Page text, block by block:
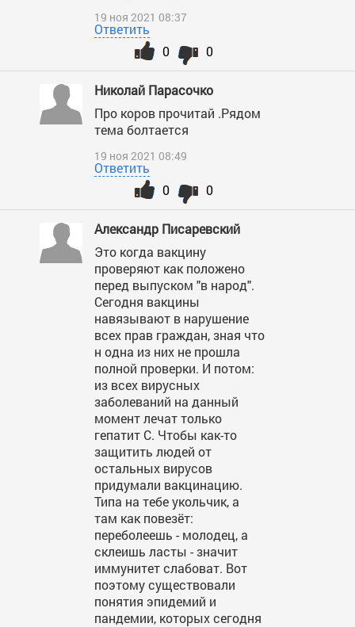
19 ноя 2021 08:37
Ответить
0
0
Николай Парасочко
Про коров прочитай .Рядом
тема болтается
19 ноя 2021 08:49
Ответить
0
0
Александр Писаревский
Это когда вакцину
проверяют как положено
перед выпуском "в народ".
Сегодня вакцины
навязывают в нарушение
всех прав граждан, зная что
н одна из них не прошла
полной проверки. И потом:
из всех вирусных
заболеваний на данный
момент лечат только
гепатит С. Чтобы как-то
защитить людей от
остальных вирусов
придумали вакцинацию.
Типа на тебе укольчик, а
там как повезёт:
переболеешь - молодец, а
склеишь ласты - значит
иммунитет слабоват. Вот
поэтому существовали
понятия эпидемий и
пандемии, которых сегодня